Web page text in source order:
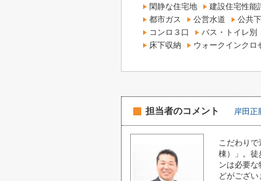
閑静な住宅地 建設住宅性能
都市ガス
公営水道 公共
コンロ３口
バス・トイレ別
床下収納
ウォークインクロ
担当者のコメント 岸田正
こだわり
棟）」。徒
ンは必要
どがござい